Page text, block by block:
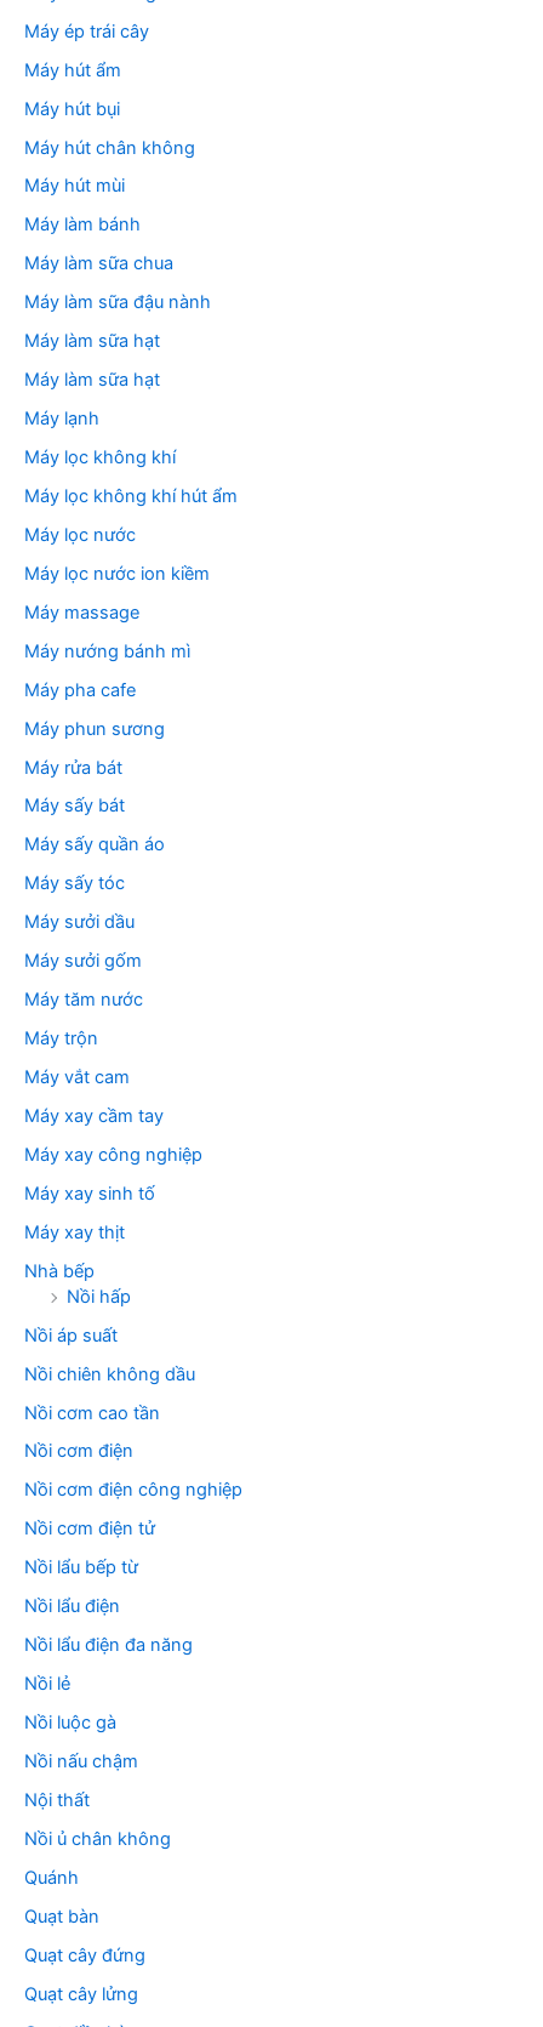
Máy ép trái cây
Máy hút ẩm
Máy hút bụi
Máy hút chân không
Máy hút mùi
Máy làm bánh
Máy làm sữa chua
Máy làm sữa đậu nành
Máy làm sữa hạt
Máy làm sữa hạt
Máy lạnh
Máy lọc không khí
Máy lọc không khí hút ẩm
Máy lọc nước
Máy lọc nước ion kiềm
Máy massage
Máy nướng bánh mì
Máy pha cafe
Máy phun sương
Máy rửa bát
Máy sấy bát
Máy sấy quần áo
Máy sấy tóc
Máy sưởi dầu
Máy sưởi gốm
Máy tăm nước
Máy trộn
Máy vắt cam
Máy xay cầm tay
Máy xay công nghiệp
Máy xay sinh tố
Máy xay thịt
Nhà bếp
Nồi hấp
Nồi áp suất
Nồi chiên không dầu
Nồi cơm cao tần
Nồi cơm điện
Nồi cơm điện công nghiệp
Nồi cơm điện tử
Nồi lẩu bếp từ
Nồi lẩu điện
Nồi lẩu điện đa năng
Nồi lẻ
Nồi luộc gà
Nồi nấu chậm
Nội thất
Nồi ủ chân không
Quánh
Quạt bàn
Quạt cây đứng
Quạt cây lửng